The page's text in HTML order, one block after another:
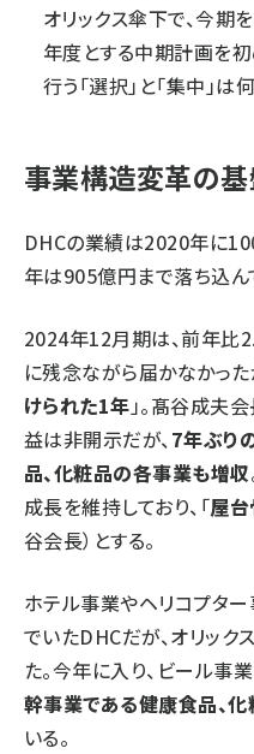
オリックス傘下で、今期
年度とする中期計画を
行う「選択」と「集中」は
事業構造変革の
DHCの業績は2020年に
年は905億円まで落ち込ん
2024年12月期は、前年比
に残念ながら届かなかった
けられた1年」。髙谷成夫
益は非開示だが、7年ぶり
品、化粧品の各事業も増収
成長を維持しており、「屋
谷会長）とする。
ホテル事業やヘリコプタ
でいたDHCだが、オリック
た。今年に入り、ビール事
幹事業である健康食品、
いる。